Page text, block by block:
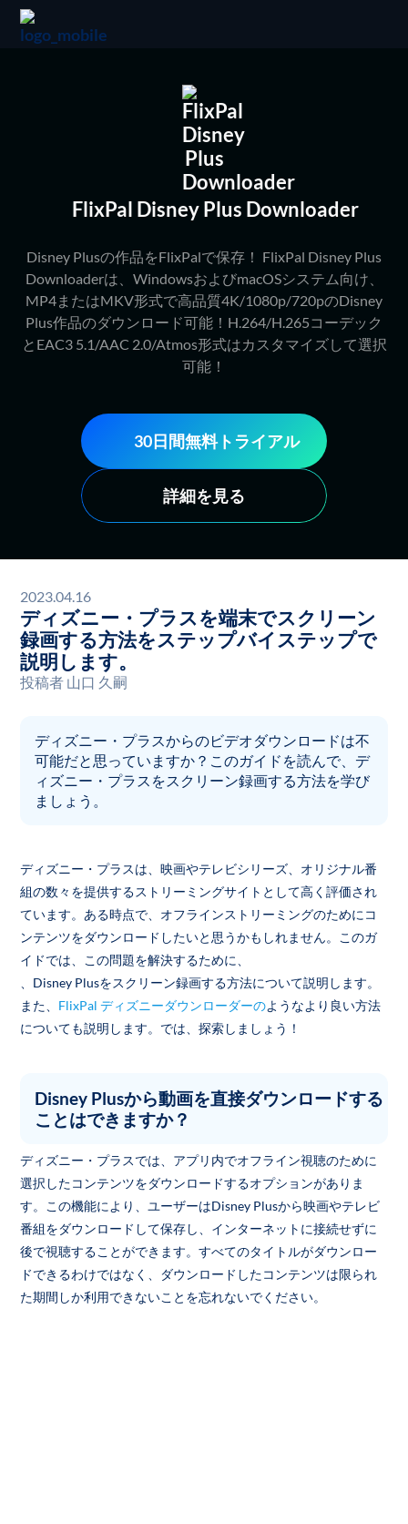
FlixPal Disney Plus Downloader
Disney Plusの作品をFlixPalで保存！ FlixPal Disney Plus
Downloaderは、WindowsおよびmacOSシステム向け、
MP4またはMKV形式で高品質4K/1080p/720pのDisney
Plus作品のダウンロード可能！H.264/H.265コーデック
とEAC3 5.1/AAC 2.0/Atmos形式はカスタマイズして選択
可能！
30日間無料トライアル
詳細を見る
2023.04.16
ディズニー・プラスを端末でスクリーン
録画する方法をステップバイステップで
説明します。
投稿者 山口 久嗣
ディズニー・プラスからのビデオダウンロードは不
可能だと思っていますか？このガイドを読んで、デ
ィズニー・プラスをスクリーン録画する方法を学び
ましょう。
ディズニー・プラスは、映画やテレビシリーズ、オリジナル番
組の数々を提供するストリーミングサイトとして高く評価され
ています。ある時点で、オフラインストリーミングのためにコ
ンテンツをダウンロードしたいと思うかもしれません。このガ
イドでは、この問題を解決するために、
、Disney Plusをスクリーン録画する方法について説明します。
また、 FlixPal ディズニーダウンローダーのようなより良い方法
についても説明します。では、探索しましょう！
Disney Plusから動画を直接ダウンロードする
ことはできますか？
ディズニー・プラスでは、アプリ内でオフライン視聴のために
選択したコンテンツをダウンロードするオプションがありま
す。この機能により、ユーザーはDisney Plusから映画やテレビ
番組をダウンロードして保存し、インターネットに接続せずに
後で視聴することができます。すべてのタイトルがダウンロー
ドできるわけではなく、ダウンロードしたコンテンツは限られ
た期間しか利用できないことを忘れないでください。